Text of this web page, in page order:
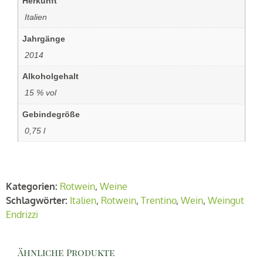
‏‏‎ ‎Italien
Jahrgänge
‏‏‎ ‎2014
Alkoholgehalt
‏‏‎ ‎15 % vol
Gebindegröße
‏‏‎ ‎0,75 l
Kategorien: Rotwein, Weine
Schlagwörter: Italien, Rotwein, Trentino, Wein, Weingut
Endrizzi
Ähnliche Produkte